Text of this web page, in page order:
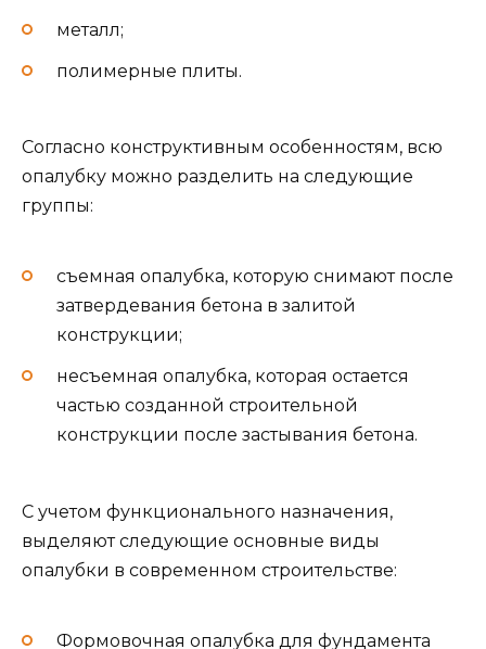
металл;
полимерные плиты.
Согласно конструктивным особенностям, всю
опалубку можно разделить на следующие
группы:
съемная опалубка, которую снимают после
затвердевания бетона в залитой
конструкции;
несъемная опалубка, которая остается
частью созданной строительной
конструкции после застывания бетона.
С учетом функционального назначения,
выделяют следующие основные виды
опалубки в современном строительстве:
Формовочная опалубка для фундамента